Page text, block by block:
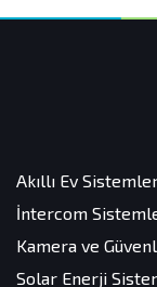
Akıllı Ev
İntercom
Kamera ve
Solar Enerji